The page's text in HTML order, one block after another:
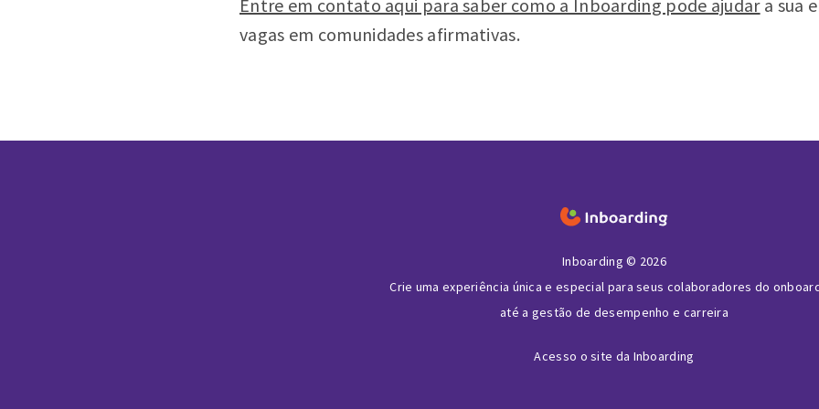
Entre em contato aqui para saber como a Inboarding pode ajudara sua
vagas em comunidades afirmativas.
Inboarding © 2026
Crie uma experiência única e especial para seus colaboradores do
até a gestão de desempenho e carreira
Acesso o site da Inboarding